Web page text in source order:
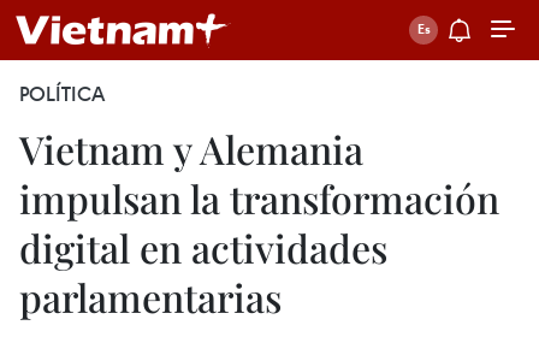
POLÍTICA
Vietnam y Alemania
impulsan la transformación
digital en actividades
parlamentarias